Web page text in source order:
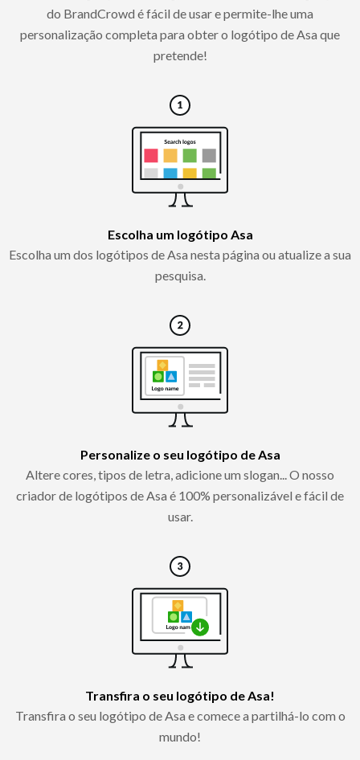
do BrandCrowd é fácil de usar e permite-lhe uma
personalização completa para obter o logótipo de Asa que
pretende!
Escolha um logótipo Asa
Escolha um dos logótipos de Asa nesta página ou atualize a sua
pesquisa.
Personalize o seu logótipo de Asa
Altere cores, tipos de letra, adicione um slogan... O nosso
criador de logótipos de Asa é 100% personalizável e fácil de
usar.
Transfira o seu logótipo de Asa!
Transfira o seu logótipo de Asa e comece a partilhá-lo com o
mundo!